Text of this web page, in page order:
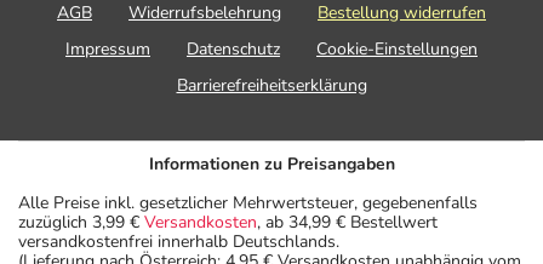
AGB Widerrufsbelehrung
Bestellung widerrufen
Impressum
Datenschutz
Cookie-Einstellungen
Barrierefreiheitserklärung
Informationen zu Preisangaben
Alle Preise inkl. gesetzlicher Mehrwertsteuer, gegebenenfalls
zuzüglich 3,99 € Versandkosten, ab 34,99 € Bestellwert
versandkostenfrei innerhalb Deutschlands.